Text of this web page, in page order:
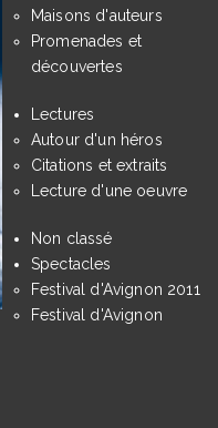
Maisons d'auteurs
Promenades et
découvertes
Lectures
Autour d'un héros
Citations et extraits
Lecture d'une oeuvre
Non classé
Spectacles
Festival d'Avignon 2011
Festival d'Avignon